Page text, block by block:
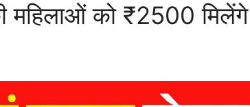
को ₹2500 मिलेंगे